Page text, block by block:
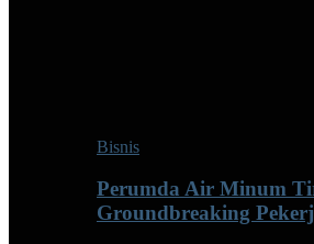
Bisnis
Perumda Air Minum
Groundbreaking